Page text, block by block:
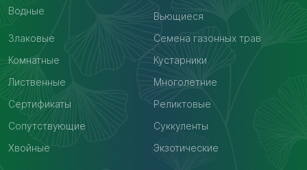
Водные
Вьющиеся
Злаковые
Семена газонных трав
Комнатные
Кустарники
Лиственные
Многолетние
Сертификаты
Реликтовые
Сопутствующие
Суккуленты
Хвойные
Экзотические